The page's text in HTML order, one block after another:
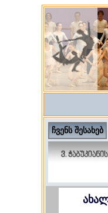
ჩვენს შესახებ